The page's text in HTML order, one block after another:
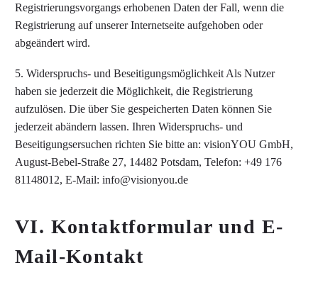
Registrierungsvorgangs erhobenen Daten der Fall, wenn die
Registrierung auf unserer Internetseite aufgehoben oder
abgeändert wird.
5. Widerspruchs- und Beseitigungsmöglichkeit Als Nutzer
haben sie jederzeit die Möglichkeit, die Registrierung
aufzulösen. Die über Sie gespeicherten Daten können Sie
jederzeit abändern lassen. Ihren Widerspruchs- und
Beseitigungsersuchen richten Sie bitte an: visionYOU GmbH,
August-Bebel-Straße 27, 14482 Potsdam, Telefon: +49 176
81148012, E-Mail: info@visionyou.de
VI. Kontaktformular und E-
Mail-Kontakt